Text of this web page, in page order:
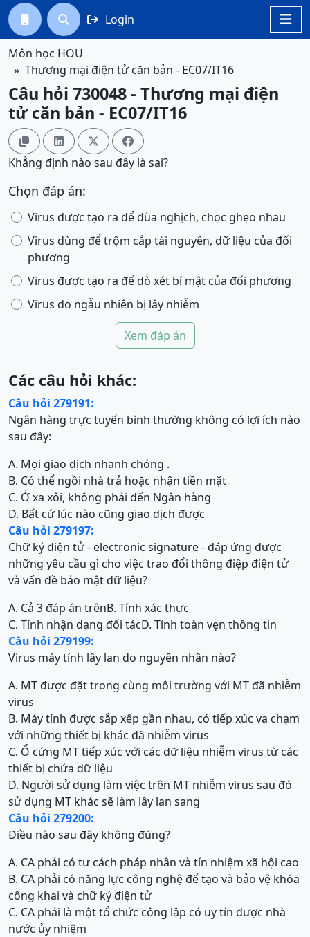

  Login
Môn học HOU
Thương mại điện tử căn bản - EC07/IT16
Câu hỏi 730048 - Thương mại điện
tử căn bản - EC07/IT16
   
Khẳng định nào sau đây là sai?
Chọn đáp án:
Virus được tạo ra để đùa nghịch, chọc ghẹo nhau
Virus dùng để trộm cắp tài nguyên, dữ liệu của đối
phương
Virus được tạo ra để dò xét bí mật của đối phương
Virus do ngẫu nhiên bị lây nhiễm
Xem đáp án
Các câu hỏi khác:
Câu hỏi 279191:
Ngân hàng trực tuyến bình thường không có lợi ích nào
sau đây:
A. Mọi giao dịch nhanh chóng .
B. Có thể ngồi nhà trả hoặc nhận tiền mặt
C. Ở xa xôi, không phải đến Ngân hàng
D. Bất cứ lúc nào cũng giao dịch được
Câu hỏi 279197:
Chữ ký điện tử - electronic signature - đáp ứng được
những yêu cầu gì cho việc trao đổi thông điệp điện tử
và vấn đề bảo mật dữ liệu?
A. Cả 3 đáp án trênB. Tính xác thực
C. Tính nhận dạng đối tácD. Tính toàn vẹn thông tin
Câu hỏi 279199:
Virus máy tính lây lan do nguyên nhân nào?
A. MT được đặt trong cùng môi trường với MT đã nhiễm
virus
B. Máy tính được sắp xếp gần nhau, có tiếp xúc va chạm
với những thiết bị khác đã nhiễm virus
C. Ổ cứng MT tiếp xúc với các dữ liệu nhiễm virus từ các
thiết bị chứa dữ liệu
D. Người sử dụng làm việc trên MT nhiễm virus sau đó
sử dụng MT khác sẽ làm lây lan sang
Câu hỏi 279200:
Điều nào sau đây không đúng?
A. CA phải có tư cách pháp nhân và tín nhiệm xã hội cao
B. CA phải có năng lực công nghệ để tạo và bảo vệ khóa
công khai và chữ ký điện tử
C. CA phải là một tổ chức công lập có uy tín được nhà
nước ủy nhiệm